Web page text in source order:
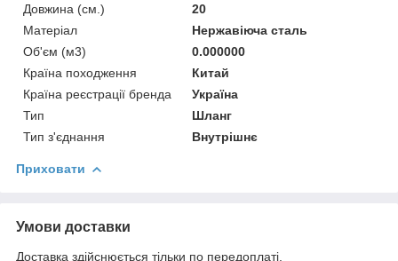
Довжина (см.)
20
Матеріал
Нержавіюча сталь
Об'єм (м3)
0.000000
Країна походження
Китай
Країна реєстрації бренда
Україна
Тип
Шланг
Тип з'єднання
Внутрішнє
Приховати
Умови доставки
Доставка здійснюється тільки по передоплаті.